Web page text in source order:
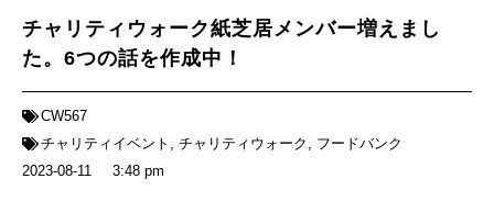
チャリティウォーク紙芝居メンバー増えまし
た。6つの話を作成中！
CW567
チャリティイベント , チャリティウォーク , フードバンク
2023-08-11
3:48 pm